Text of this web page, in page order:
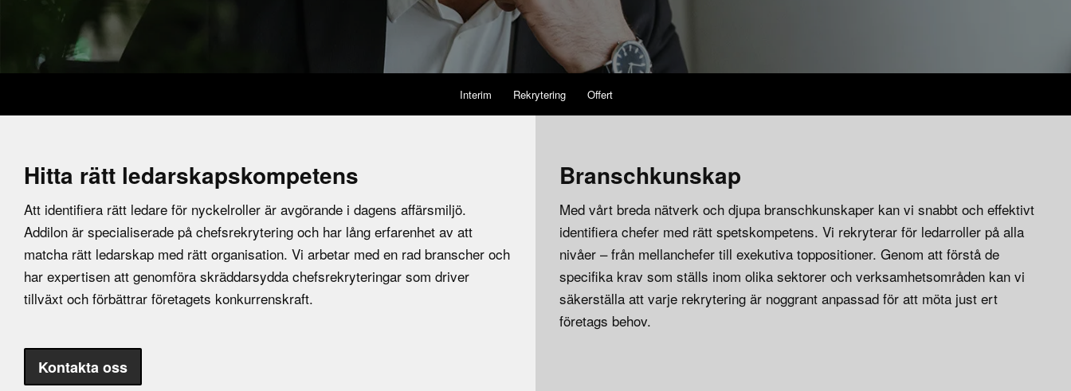
Interim Rekrytering Offert
Hitta rätt ledarskapskompetens
Att identifiera rätt ledare för nyckelroller är avgörande i dagens affärsmiljö.
Addilon är specialiserade på chefsrekrytering och har lång erfarenhet av att
matcha rätt ledarskap med rätt organisation. Vi arbetar med en rad branscher och
har expertisen att genomföra skräddarsydda chefsrekryteringar som driver
tillväxt och förbättrar företagets konkurrenskraft.
Kontakta oss
Branschkunskap
Med vårt breda nätverk och djupa branschkunskaper kan vi snabbt och effektivt
identifiera chefer med rätt spetskompetens. Vi rekryterar för ledarroller på alla
nivåer – från mellanchefer till exekutiva toppositioner. Genom att förstå de
specifika krav som ställs inom olika sektorer och verksamhetsområden kan vi
säkerställa att varje rekrytering är noggrant anpassad för att möta just ert
företags behov.